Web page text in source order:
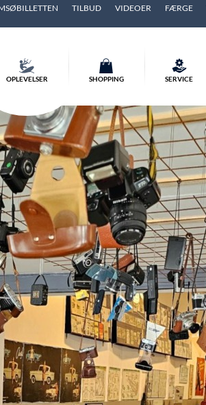
TILBUD VIDEOER FÆRGE
OPLEVELSER SHOPPING SERVICE